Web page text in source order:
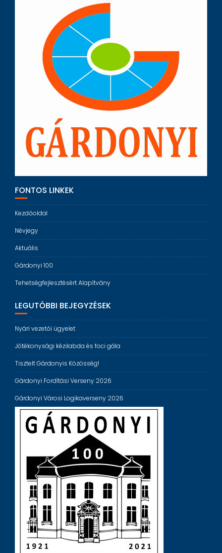
FONTOS LINKEK
Kezdőoldal
Névjegy
Aktuális
Gárdonyi 100
Tehetségfejlesztésért Alapítvány
LEGUTÓBBI BEJEGYZÉSEK
Nyári vezetői ügyelet
Jótékonysági kézilabda és foci gála
Tisztelt Gárdonyis Közösség!
Gárdonyi Fordítási Verseny 2026
Gárdonyi Városi Logikaverseny 2026